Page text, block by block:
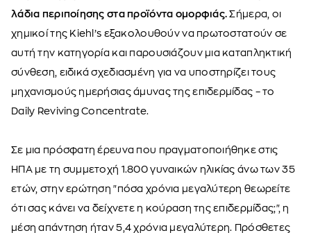
λάδια περιποίησης στα προϊόντα ομορφιάς. Σήμερα, οι
χημικοί της Kiehl’s εξακολουθούν να πρωτοστατούν σε
αυτή την κατηγορία και παρουσιάζουν μια καταπληκτική
σύνθεση, ειδικά σχεδιασμένη για να υποστηρίζει τους
μηχανισμούς ημερήσιας άμυνας της επιδερμίδας – το
Daily Reviving Concentrate.
Σε μια πρόσφατη έρευνα που πραγματοποιήθηκε στις
ΗΠΑ με τη συμμετοχή 1.800 γυναικών ηλικίας άνω των 35
ετών, στην ερώτηση "πόσα χρόνια μεγαλύτερη θεωρείτε
ότι σας κάνει να δείχνετε η κούραση της επιδερμίδας;", η
μέση απάντηση ήταν 5,4 χρόνια μεγαλύτερη. Πρόσθετες